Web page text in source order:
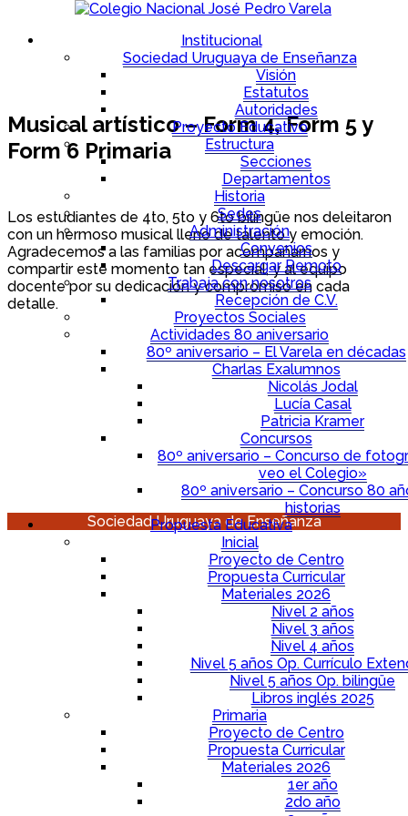
Institucional
Sociedad Uruguaya de Enseñanza
Visión
Estatutos
Autoridades
Proyecto Educativo
Estructura
Secciones
Departamentos
Historia
Sedes
Administración
Convenios
Descargar Remoto
Trabaja con nosotros
Recepción de C.V.
Proyectos Sociales
Actividades 80 aniversario
80º aniversario – El Varela en décadas
Charlas Exalumnos
Nicolás Jodal
Lucía Casal
Patricia Kramer
Concursos
80º aniversario – Concurso de
veo el Colegio»
80º aniversario – Concurso 80
historias
Propuesta Educativa
Inicial
Proyecto de Centro
Propuesta Curricular
Materiales 2026
Nivel 2 años
Nivel 3 años
Nivel 4 años
Nivel 5 años Op. Currículo
Nivel 5 años Op. bilingüe
Libros inglés 2025
Primaria
Proyecto de Centro
Propuesta Curricular
Materiales 2026
1er año
2do año
Musical artístico – Form 4, Form 5 y
Form 6 Primaria
Los estudiantes de 4to, 5to y 6to bilingüe nos deleitaron
con un hermoso musical lleno de talento y emoción.
Agradecemos a las familias por acompañarnos y
compartir este momento tan especial, y al equipo
docente por su dedicación y compromiso en cada
detalle.
Sociedad Uruguaya de Enseñanza